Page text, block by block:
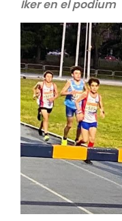
Iker en el podium